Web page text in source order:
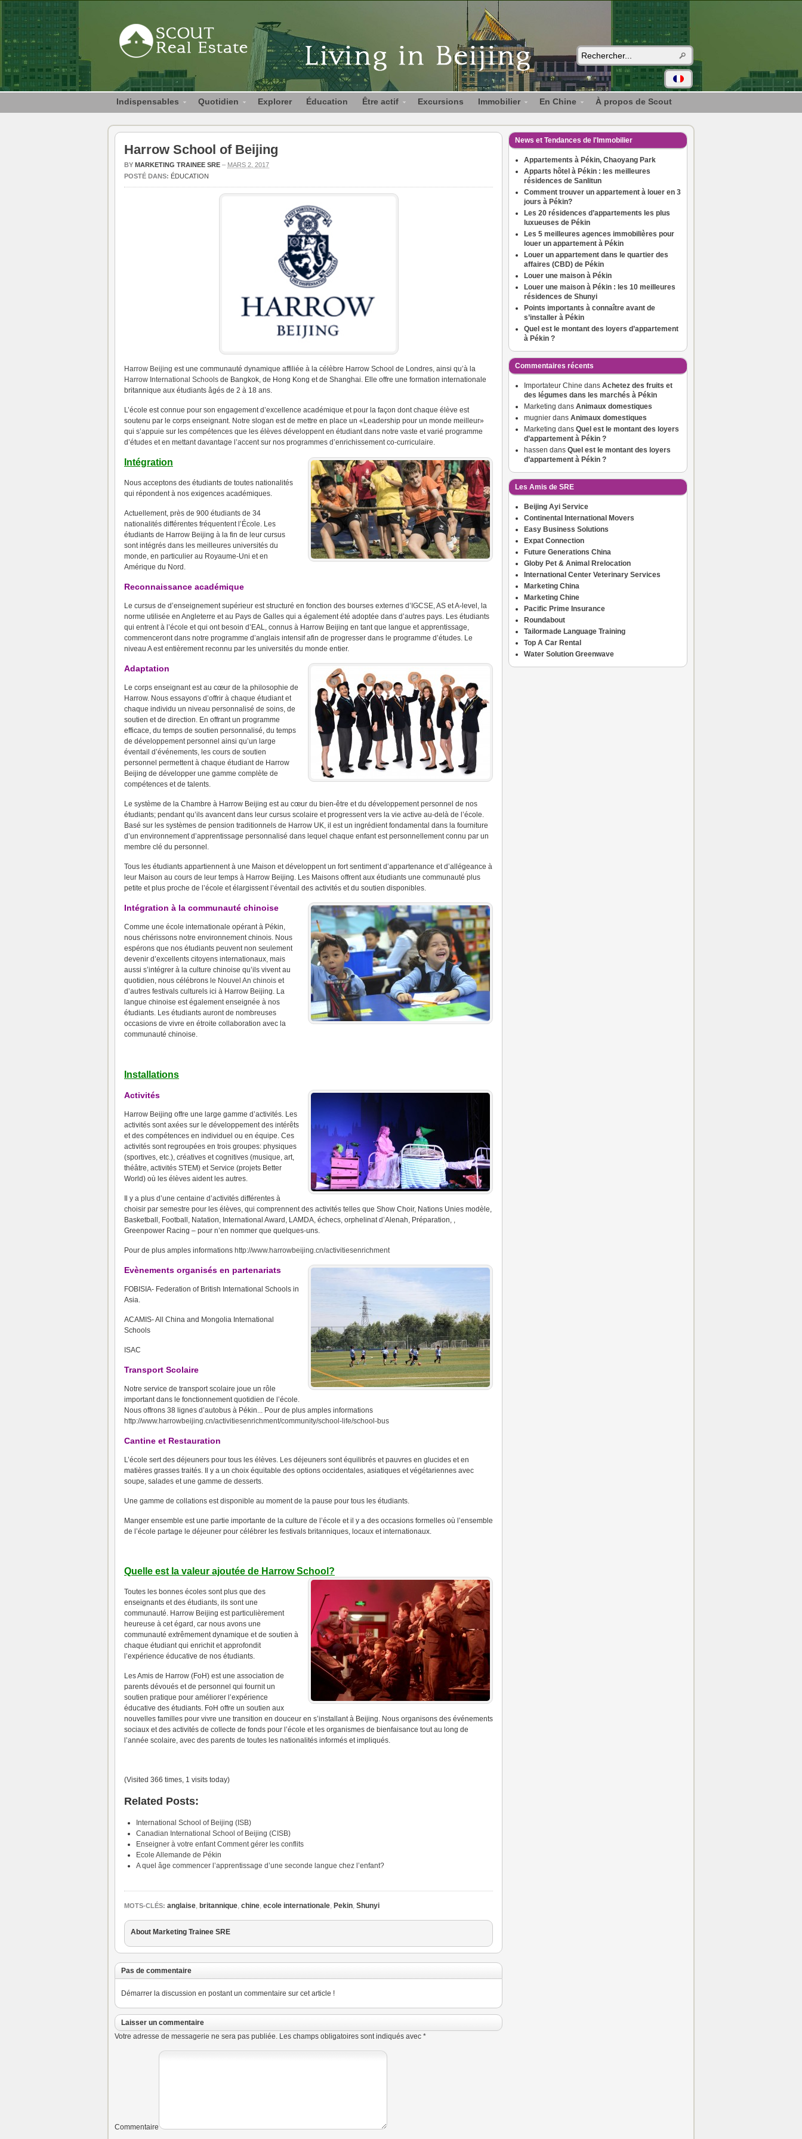
Indispensables Quotidien Explorer Éducation Être actif Excursions Immobilier En Chine À propos de Scout
Harrow School of Beijing
BY MARKETING TRAINEE SRE – MARS 2, 2017
POSTÉ DANS: ÉDUCATION
Harrow Beijing est une communauté dynamique affiliée à la célèbre Harrow School de Londres, ainsi qu’à la
Harrow International Schools de Bangkok, de Hong Kong et de Shanghai. Elle offre une formation internationale
britannique aux étudiants âgés de 2 à 18 ans.
L’école est connue pour son engagement d’excellence académique et pour la façon dont chaque élève est
soutenu par le corps enseignant. Notre slogan est de mettre en place un «Leadership pour un monde meilleur»
qui s’appuie sur les compétences que les élèves développent en étudiant dans notre vaste et varié programme
d’études et en mettant davantage l’accent sur nos programmes d’enrichissement co-curriculaire.
Intégration
Nous acceptons des étudiants de toutes nationalités
qui répondent à nos exigences académiques.
Actuellement, près de 900 étudiants de 34
nationalités différentes fréquentent l’École. Les
étudiants de Harrow Beijing à la fin de leur cursus
sont intégrés dans les meilleures universités du
monde, en particulier au Royaume-Uni et en
Amérique du Nord.
Reconnaissance académique
Le cursus de d’enseignement supérieur est structuré en fonction des bourses externes d’ IGCSE, AS et A-level, la
norme utilisée en Angleterre et au Pays de Galles qui a également été adoptée dans d’autres pays. Les étudiants
qui entrent à l’école et qui ont besoin d’EAL, connus à Harrow Beijing en tant que langue et apprentissage,
commenceront dans notre programme d’anglais intensif afin de progresser dans le programme d’études. Le
niveau A est entièrement reconnu par les universités du monde entier.
Adaptation
Le corps enseignant est au cœur de la philosophie de
Harrow. Nous essayons d’offrir à chaque étudiant et
chaque individu un niveau personnalisé de soins, de
soutien et de direction. En offrant un programme
efficace, du temps de soutien personnalisé, du temps
de développement personnel ainsi qu’un large
éventail d’événements, les cours de soutien
personnel permettent à chaque étudiant de Harrow
Beijing de développer une gamme complète de
compétences et de talents.
Le système de la Chambre à Harrow Beijing est au cœur du bien-être et du développement personnel de nos
étudiants; pendant qu’ils avancent dans leur cursus scolaire et progressent vers la vie active au-delà de l’école.
Basé sur les systèmes de pension traditionnels de Harrow UK, il est un ingrédient fondamental dans la fourniture
d’un environnement d’apprentissage personnalisé dans lequel chaque enfant est personnellement connu par un
membre clé du personnel.
Tous les étudiants appartiennent à une Maison et développent un fort sentiment d’appartenance et d’allégeance à
leur Maison au cours de leur temps à Harrow Beijing. Les Maisons offrent aux étudiants une communauté plus
petite et plus proche de l’école et élargissent l’éventail des activités et du soutien disponibles.
Intégration à la communauté chinoise
Comme une école internationale opérant à Pékin,
nous chérissons notre environnement chinois. Nous
espérons que nos étudiants peuvent non seulement
devenir d’excellents citoyens internationaux, mais
aussi s’intégrer à la culture chinoise qu’ils vivent au
quotidien, nous célébrons le Nouvel An chinois et
d’autres festivals culturels ici à Harrow Beijing. La
langue chinoise est également enseignée à nos
étudiants. Les étudiants auront de nombreuses
occasions de vivre en étroite collaboration avec la
communauté chinoise.
Installations
Activités
Harrow Beijing offre une large gamme d’activités. Les
activités sont axées sur le développement des intérêts
et des compétences en individuel ou en équipe. Ces
activités sont regroupées en trois groupes: physiques
(sportives, etc.), créatives et cognitives (musique, art,
théâtre, activités STEM) et Service (projets Better
World) où les élèves aident les autres.
Il y a plus d’une centaine d’activités différentes à
choisir par semestre pour les élèves, qui comprennent des activités telles que Show Choir, Nations Unies modèle,
Basketball, Football, Natation, International Award, LAMDA, échecs, orphelinat d’Alenah, Préparation, ,
Greenpower Racing – pour n’en nommer que quelques-uns.
Pour de plus amples informations http://www.harrowbeijing.cn/activitiesenrichment
Evènements organisés en partenariats
FOBISIA- Federation of British International Schools in
Asia.
ACAMIS- All China and Mongolia International
Schools
ISAC
Transport Scolaire
Notre service de transport scolaire joue un rôle
important dans le fonctionnement quotidien de l’école.
Nous offrons 38 lignes d’autobus à Pékin... Pour de plus amples informations
http://www.harrowbeijing.cn/activitiesenrichment/community/school-life/school-bus
Cantine et Restauration
L’école sert des déjeuners pour tous les élèves. Les déjeuners sont équilibrés et pauvres en glucides et en
matières grasses traités.
Il y a un choix équitable des options occidentales, asiatiques et végétariennes avec
soupe, salades et une gamme de desserts.
Une gamme de collations est disponible au moment de la pause pour tous les étudiants.
Manger ensemble est une partie importante de la culture de l’école et il y a des occasions formelles où l’ensemble
de l’école partage le déjeuner pour célébrer les festivals britanniques, locaux et internationaux.
Quelle est la valeur ajoutée de Harrow School?
Toutes les bonnes écoles sont plus que des
enseignants et des étudiants, ils sont une
communauté. Harrow Beijing est particulièrement
heureuse à cet égard, car nous avons une
communauté extrêmement dynamique et de soutien à
chaque étudiant qui enrichit et approfondit
l’expérience éducative de nos étudiants.
Les Amis de Harrow (FoH) est une association de
parents dévoués et de personnel qui fournit un
soutien pratique pour améliorer l’expérience
éducative des étudiants. FoH offre un soutien aux
nouvelles familles pour vivre une transition en douceur en s’installant à Beijing. Nous organisons des événements
sociaux et des activités de collecte de fonds pour l’école et les organismes de bienfaisance tout au long de
l’année scolaire, avec des parents de toutes les nationalités informés et impliqués.
(Visited 366 times, 1 visits today)
Related Posts:
International School of Beijing (ISB)
Canadian International School of Beijing (CISB)
Enseigner à votre enfant Comment gérer les conflits
Ecole Allemande de Pékin
A quel âge commencer l’apprentissage d’une seconde langue chez l’enfant?
MOTS-CLÉS: anglaise, britannique, chine, ecole internationale, Pekin, Shunyi
About Marketing Trainee SRE
Pas de commentaire
Démarrer la discussion en postant un commentaire sur cet article !
Laisser un commentaire
Votre adresse de messagerie ne sera pas publiée. Les champs obligatoires sont indiqués avec *
Commentaire
News et Tendances de l'Immobilier
Appartements à Pékin, Chaoyang Park
Apparts hôtel à Pékin : les meilleures
résidences de Sanlitun
Comment trouver un appartement à louer en 3
jours à Pékin?
Les 20 résidences d’appartements les plus
luxueuses de Pékin
Les 5 meilleures agences immobilières pour
louer un appartement à Pékin
Louer un appartement dans le quartier des
affaires (CBD) de Pékin
Louer une maison à Pékin
Louer une maison à Pékin : les 10 meilleures
résidences de Shunyi
Points importants à connaître avant de
s’installer à Pékin
Quel est le montant des loyers d’appartement
à Pékin ?
Commentaires récents
Importateur Chine dans Achetez des fruits et
des légumes dans les marchés à Pékin
Marketing dans Animaux domestiques
mugnier dans Animaux domestiques
Marketing dans Quel est le montant des loyers
d’appartement à Pékin ?
hassen dans Quel est le montant des loyers
d’appartement à Pékin ?
Les Amis de SRE
Beijing Ayi Service
Continental International Movers
Easy Business Solutions
Expat Connection
Future Generations China
Globy Pet & Animal Rrelocation
International Center Veterinary Services
Marketing China
Marketing Chine
Pacific Prime Insurance
Roundabout
Tailormade Language Training
Top A Car Rental
Water Solution Greenwave